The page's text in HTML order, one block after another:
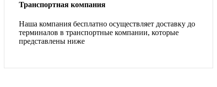
Транспортная компания
Наша компания бесплатно осуществляет доставку до
терминалов в транспортные компании, которые
представлены ниже